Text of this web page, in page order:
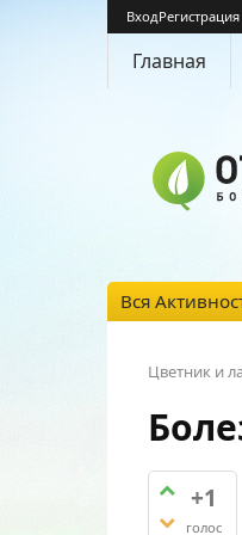
ВходРегистрация
Главная
Вся
Цветник и
+1
голос